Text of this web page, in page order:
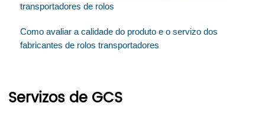
transportadores de rolos
Como avaliar a calidade do produto e o servizo dos
fabricantes de rolos transportadores
Servizos de GCS